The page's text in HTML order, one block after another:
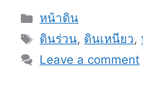
Categories
หน้าดิน
Tags
ดินร่วน, ดินเหนียว,
Leave a comment